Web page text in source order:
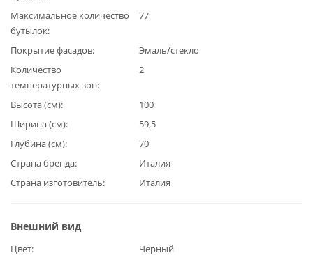
Максимальное количество
бутылок
77
Покрытие фасадов
Эмаль/стекло
Количество
температурных зон
2
Высота (см)
100
Ширина (см)
59,5
Глубина (см)
70
Страна бренда
Италия
Страна изготовитель
Италия
Внешний вид
Цвет Черный